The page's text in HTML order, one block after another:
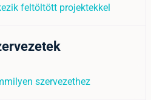
feltöltött projektekkel
szervezethez